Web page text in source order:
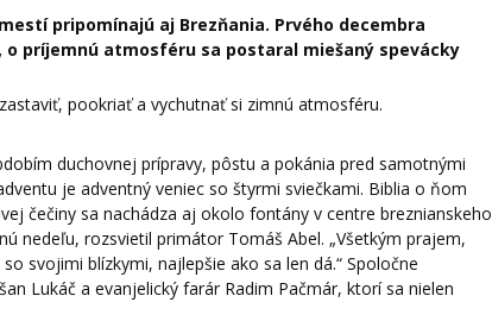
pripomínajú aj Brezňania. Prvého decembra
príjemnú atmosféru sa postaral miešaný spevácky
pookriať a vychutnať si zimnú atmosféru.
duchovnej prípravy, pôstu a pokánia pred samotnými
je adventný veniec so štyrmi sviečkami. Biblia o ňom
čečiny sa nachádza aj okolo fontány v centre breznianskeho
nedeľu, rozsvietil primátor Tomáš Abel. „Všetkým prajem,
svojimi blízkymi, najlepšie ako sa len dá.“ Spoločne
Lukáč a evanjelický farár Radim Pačmár, ktorí sa nielen